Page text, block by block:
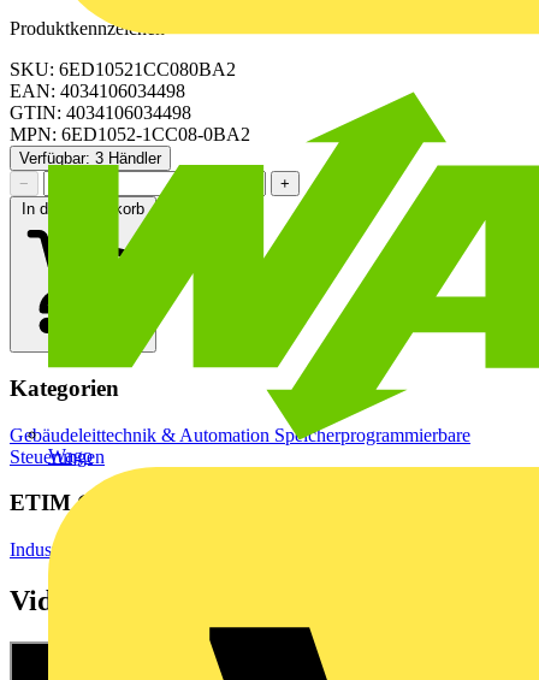
Wago
Produktkennzeichen
SKU: 6ED10521CC080BA2
EAN: 4034106034498
GTIN: 4034106034498
MPN: 6ED1052-1CC08-0BA2
Verfügbar: 3 Händler
−
+
In den Warenkorb
Kategorien
Gebäudeleittechnik & Automation Speicherprogrammierbare
Steuerungen
ETIM Group
Industriesteuerungen SPS
Videos